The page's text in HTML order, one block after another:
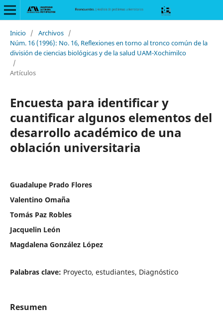
Inicio / Archivos /
Núm. 16 (1996): No. 16, Reflexiones en torno al tronco común de la
división de ciencias biológicas y de la salud UAM-Xochimilco
/
Artículos
Encuesta para identificar y
cuantificar algunos elementos del
desarrollo académico de una
oblación universitaria
Guadalupe Prado Flores
Valentino Omaña
Tomás Paz Robles
Jacquelin León
Magdalena González López
Palabras clave: Proyecto, estudiantes, Diagnóstico
Resumen